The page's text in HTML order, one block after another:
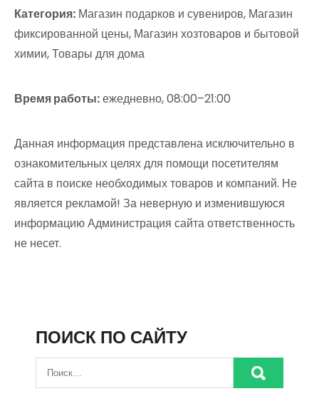
Категория: Магазин подарков и сувениров, Магазин
фиксированной цены, Магазин хозтоваров и бытовой
химии, Товары для дома
Время работы:ежедневно, 08:00–21:00
Данная информация представлена исключительно в
ознакомительных целях для помощи посетителям
сайта в поиске необходимых товаров и компаний. Не
является рекламой! За неверную и изменившуюся
информацию Администрация сайта ответственность
не несет.
ПОИСК ПО САЙТУ